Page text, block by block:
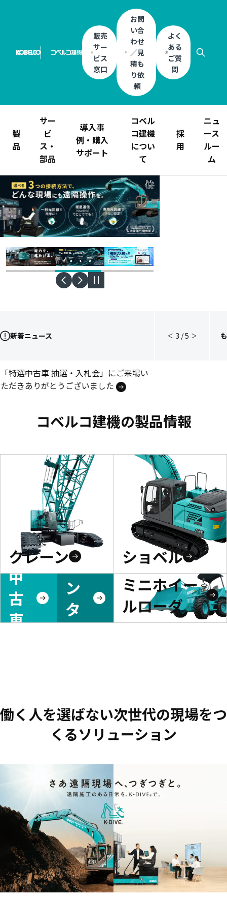
販売
サー
ビス
窓口
お問
い合
わせ
／見
積も
り依
頼
よく
ある
ご質
問
製
品
サー
ビ
ス・
部品
導入事
例・購入
サポート
コベル
コ建機
につい
て
採
用
ニュ
ース
ルー
ム
新着ニュース
「特選中古車 抽選・入札会」にご来場い
ただきありがとうございました
＜ 3 /5 ＞
コベルコ建機の製品情報
クレーン
ショベル
中
古
車
レ
ン
タ
ル
ミニホイー
ルローダ
働く人を選ばない次世代の現場をつ
くるソリューション